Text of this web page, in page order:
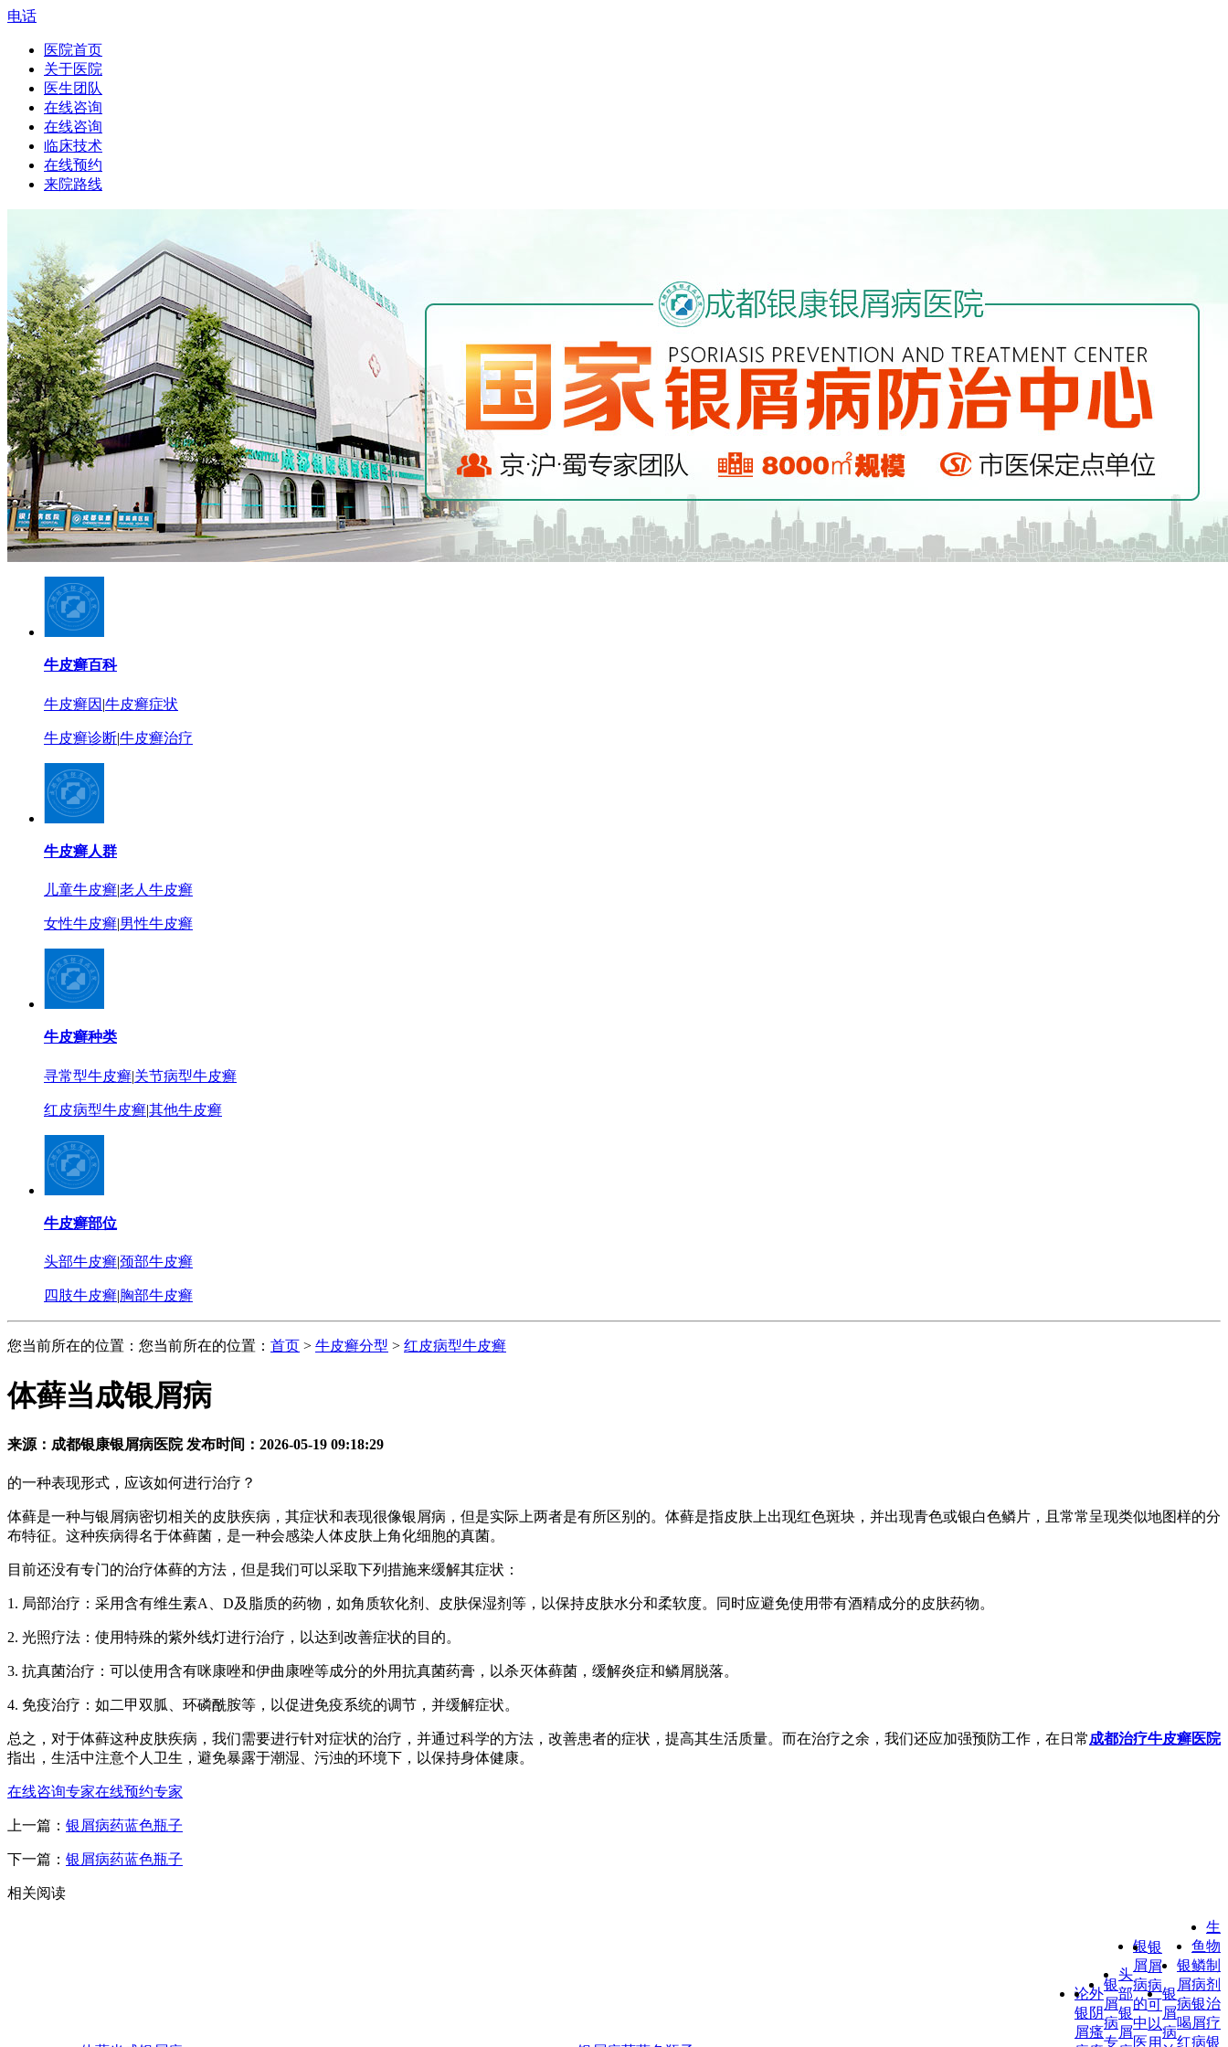
电话
医院首页
关于医院
医生团队
在线咨询
在线咨询
临床技术
在线预约
来院路线
牛皮癣百科
牛皮癣因 |牛皮癣症状
牛皮癣诊断|牛皮癣治疗
牛皮癣人群
儿童牛皮癣|老人牛皮癣
女性牛皮癣|男性牛皮癣
牛皮癣种类
寻常型牛皮癣|关节病型牛皮癣
红皮病型牛皮癣|其他牛皮癣
牛皮癣部位
头部牛皮癣|颈部牛皮癣
四肢牛皮癣|胸部牛皮癣
您当前所在的位置：您当前所在的位置： 首页 > 牛皮癣分型 > 红皮病型牛皮癣
体藓当成银屑病
来源：成都银康银屑病医院 发布时间：2026-05-19 09:18:29
的一种表现形式，应该如何进行治疗？
体藓是一种与银屑病密切相关的皮肤疾病，其症状和表现很像银屑病，但是实际上两者是有所区别的。体藓是指皮肤上出现红色斑块，并出现青色或银白色鳞片，且常常呈现类似地图样的分
布特征。这种疾病得名于体藓菌，是一种会感染人体皮肤上角化细胞的真菌。
目前还没有专门的治疗体藓的方法，但是我们可以采取下列措施来缓解其症状：
1. 局部治疗：采用含有维生素A、D及脂质的药物，如角质软化剂、皮肤保湿剂等，以保持皮肤水分和柔软度。同时应避免使用带有酒精成分的皮肤药物。
2. 光照疗法：使用特殊的紫外线灯进行治疗，以达到改善症状的目的。
3. 抗真菌治疗：可以使用含有咪康唑和伊曲康唑等成分的外用抗真菌药膏，以杀灭体藓菌，缓解炎症和鳞屑脱落。
4. 免疫治疗：如二甲双胍、环磷酰胺等，以促进免疫系统的调节，并缓解症状。
总之，对于体藓这种皮肤疾病，我们需要进行针对症状的治疗，并通过科学的方法，改善患者的症状，提高其生活质量。而在治疗之余，我们还应加强预防工作，在日常成都治疗牛皮癣医院
指出，生活中注意个人卫生，避免暴露于潮湿、污浊的环境下，以保持身体健康。
在线咨询专家在线预约专家
上一篇： 银屑病药蓝色瓶子
下一篇： 银屑病药蓝色瓶子
相关阅读
论
银
屑
外
阴
瘙
银
屑
病
专
头
部
银
屑
银
屑
病
的
中
医
银
屑
病
可
以
用
银
屑
病
银
屑
病
喝
红
鱼
鳞
病
银
屑
病
生
物
制
剂
治
疗
银